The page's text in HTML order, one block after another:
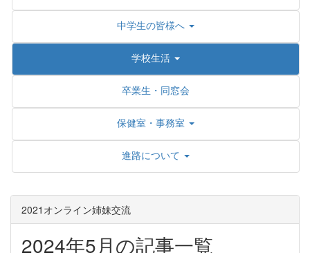
中学生の皆様へ
学校生活
卒業生・同窓会
保健室・事務室
進路について
2021オンライン姉妹交流
2024年5月の記事一覧